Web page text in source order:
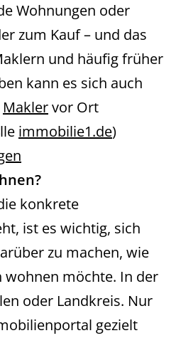
Wohnungen oder
zum Kauf – und das
und häufig früher
kann es sich auch
Maklervor Ort
immobilie1.de)
konkrete
ist es wichtig, sich
zu machen, wie
wohnen möchte. In der
oder Landkreis. Nur
gezielt